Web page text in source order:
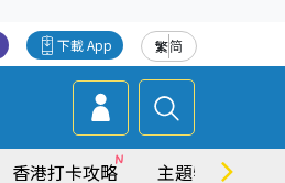
繁简
下載 App
香港打卡攻略 主題特集